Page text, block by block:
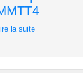
la suite